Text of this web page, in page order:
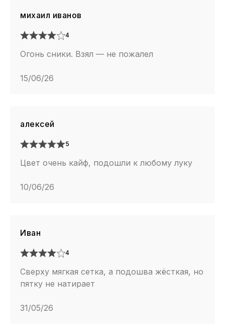
михаил иванов
4
Огонь сники. Взял — не пожалел
15/06/26
алексей
5
Цвет очень кайф, подошли к любому луку
10/06/26
Иван
4
Сверху мягкая сетка, а подошва жёсткая, но
пятку не натирает
31/05/26